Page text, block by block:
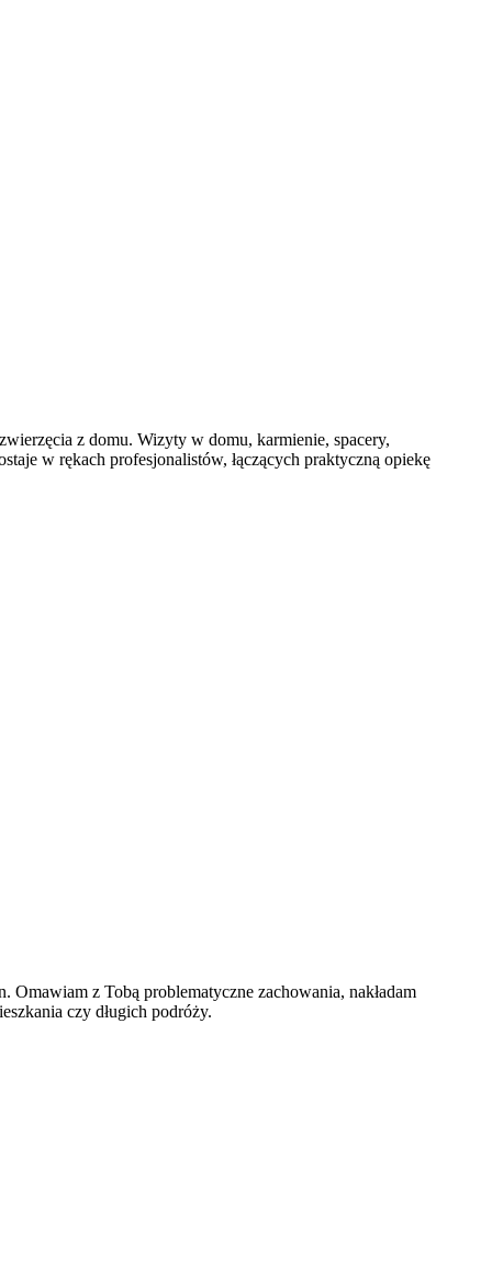
z domu. Wizyty w domu, karmienie, spacery,
w rękach profesjonalistów, łączących praktyczną opiekę
z Tobą problematyczne zachowania, nakładam
czy długich podróży.